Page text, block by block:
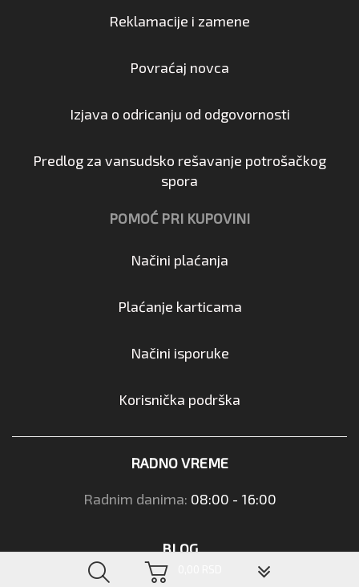
Reklamacije i zamene
Povraćaj novca
Izjava o odricanju od odgovornosti
Predlog za vansudsko rešavanje potrošačkog
spora
POMOĆ PRI KUPOVINI
Načini plaćanja
Plaćanje karticama
Načini isporuke
Korisnička podrška
RADNO VREME
Radnim danima: 08:00 - 16:00
BLOG
▼